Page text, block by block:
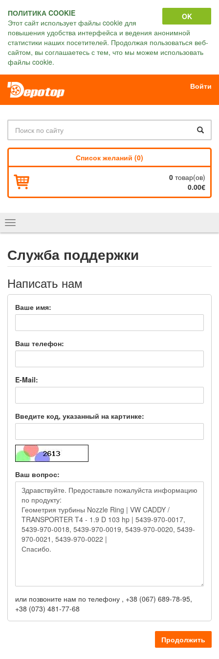
OK
ПОЛИТИКА COOKIE
Этот сайт использует файлы cookie для
повышения удобства интерфейса и ведения анонимной
статистики наших посетителей. Продолжая пользоваться веб-
сайтом, вы соглашаетесь с тем, что мы можем использовать
файлы cookie.
Войти
Список желаний (0)
0 товар(ов)
0.00€
Показать
навигацию
Служба поддержки
Написать нам
Ваше имя:
Ваш телефон:
E-Mail:
Введите код, указанный на картинке:
Ваш вопрос:
или позвоните нам по телефону , +38 (067) 689-78-95,
+38 (073) 481-77-68
Продолжить